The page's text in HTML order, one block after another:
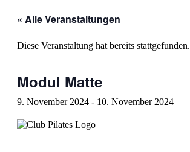
« Alle Veranstaltungen
Diese Veranstaltung hat bereits stattgefunden.
Modul Matte
9. November 2024 - 10. November 2024